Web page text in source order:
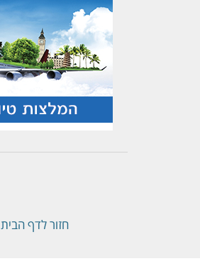
חזור לדף הבית